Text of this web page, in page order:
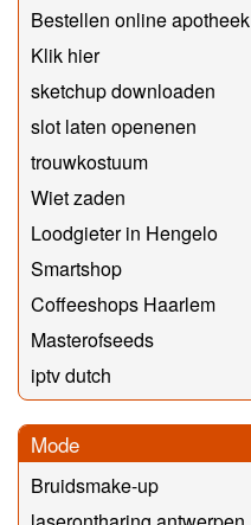
Bestellen online apotheek
Klik hier
sketchup downloaden
slot laten openenen
trouwkostuum
Wiet zaden
Loodgieter in Hengelo
Smartshop
Coffeeshops Haarlem
Masterofseeds
iptv dutch
Mode
Bruidsmake-up